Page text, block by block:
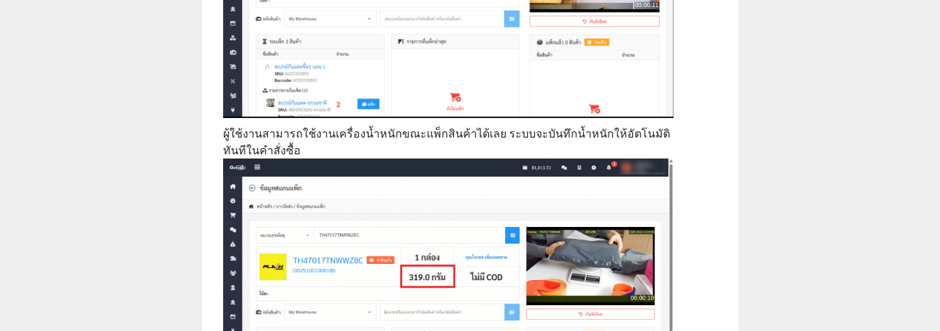
ผู้ใช้งานสามารถใช้งานเครื่องน้ำหนักขณะแพ็กสินค้าได้เลย ระบบจะบันทึกน้ำหนักให้อัตโนมัติ
ทันทีในคำสั่งซื้อ